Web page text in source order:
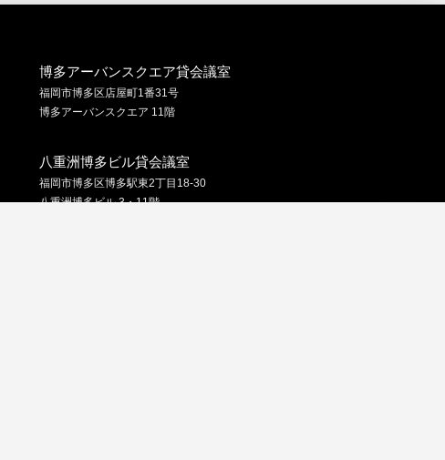
博多アーバンスクエア貸会議室
福岡市博多区店屋町1番31号
博多アーバンスクエア 11階
八重洲博多ビル貸会議室
福岡市博多区博多駅東2丁目18-30
八重洲博多ビル 3・11階